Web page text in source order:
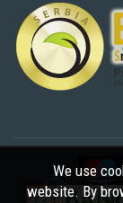
We use
website. By